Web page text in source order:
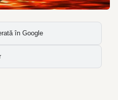
în Google